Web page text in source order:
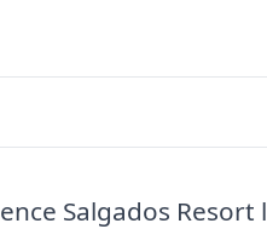
Salgados